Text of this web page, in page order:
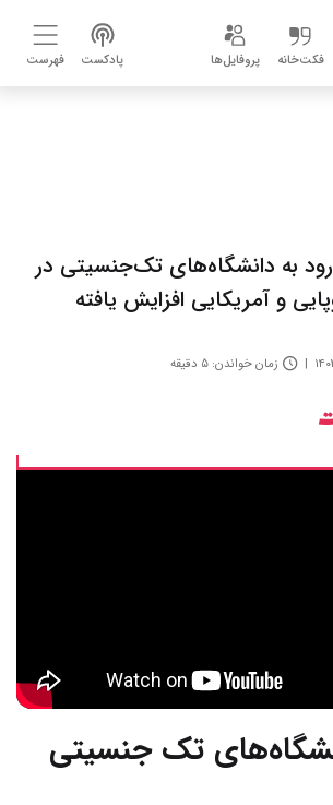
فکت‌خانه پروفایل‌ها پادکست فهرست
به دانشگاه‌های تک‌جنسیتی در
و آمریکایی افزایش یافته
زمان خواندن: ۵ دقیقه
تک جنسیتی